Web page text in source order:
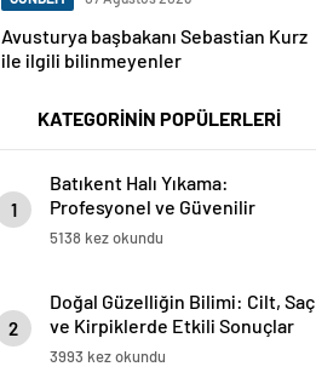
Avusturya başbakanı Sebastian Kurz
ile ilgili bilinmeyenler
KATEGORİNİN POPÜLERLERİ
1
Batıkent Halı Yıkama:
Profesyonel ve Güvenilir
Hizmetler
5138 kez okundu
2
Doğal Güzelliğin Bilimi: Cilt, Saç
ve Kirpiklerde Etkili Sonuçlar
3993 kez okundu